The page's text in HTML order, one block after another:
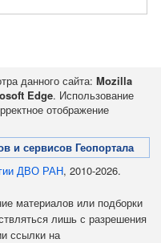
данного сайта: Mozilla
Edge. Использование
отображение
и сервисов Геопортала
ДВО РАН, 2010-2026.
материалов или подборки
лишь с разрешения
ссылки на